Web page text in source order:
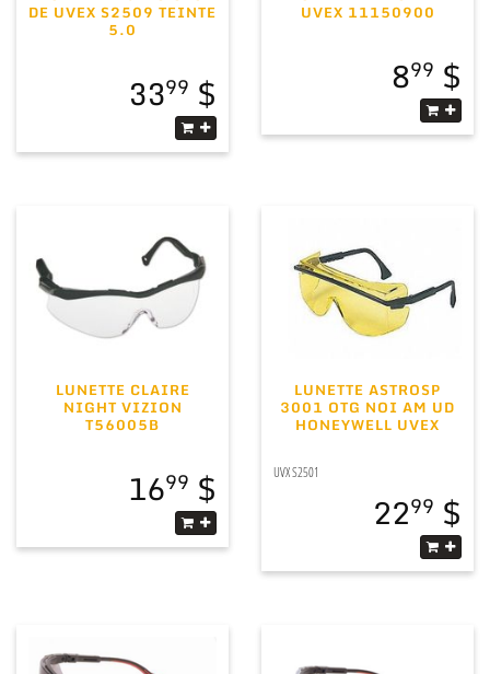
DE UVEX S2509 TEINTE
5.0
3399
UVEX 11150900
899
LUNETTE CLAIRE
NIGHT VIZION
T56005B
1699
LUNETTE ASTROSP
3001 OTG NOI AM UD
HONEYWELL UVEX
UVX S2501
2299